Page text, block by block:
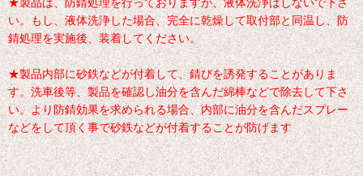
い。もし、液体洗浄した場合、完全に乾燥して取付部と同温し、防
錆処理を実施後、装着してください。
★製品内部に砂鉄などが付着して、錆びを誘発することがありま
す。洗車後等、製品を確認し油分を含んだ綿棒などで除去して下さ
い。より防錆効果を求められる場合、内部に油分を含んだスプレー
などをして頂く事で砂鉄などが付着することが防げます